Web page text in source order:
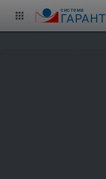
cистема
ГАРАНТ